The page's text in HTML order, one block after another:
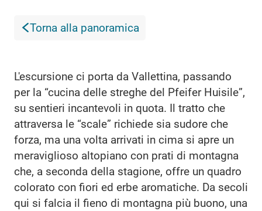
Torna alla panoramica
L'escursione ci porta da Vallettina, passando
per la “cucina delle streghe del Pfeifer Huisile”,
su sentieri incantevoli in quota. Il tratto che
attraversa le “scale” richiede sia sudore che
forza, ma una volta arrivati in cima si apre un
meraviglioso altopiano con prati di montagna
che, a seconda della stagione, offre un quadro
colorato con fiori ed erbe aromatiche. Da secoli
qui si falcia il fieno di montagna più buono, una